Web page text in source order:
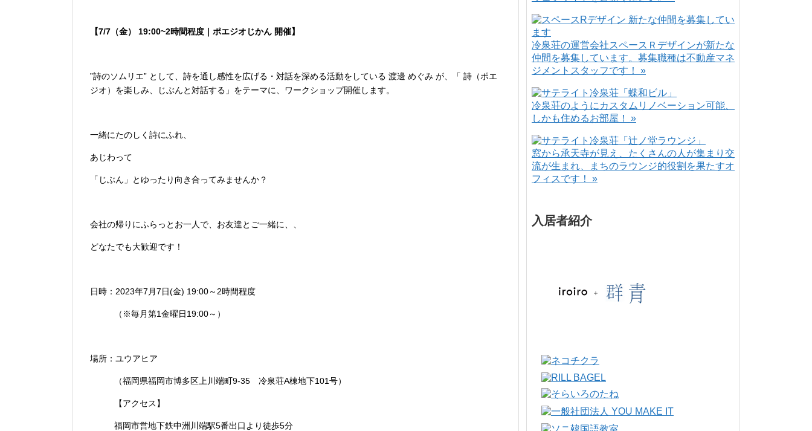
【7/7（金） 19:00~2時間程度｜ポエジオじかん 開催】
”詩のソムリエ” として、詩を通し感性を広げる・対話を深める活動をしている 渡邊 めぐみ が、「 詩（ポエ
ジオ）を楽しみ、じぶんと対話する」をテーマに、ワークショップ開催します。
一緒にたのしく詩にふれ、
あじわって
「じぶん」とゆったり向き合ってみませんか？
会社の帰りにふらっとお一人で、お友達とご一緒に、、
どなたでも大歓迎です！
日時：2023年7月7日(金) 19:00～2時間程度
（※毎月第1金曜日19:00～）
場所：ユウアヒア
（福岡県福岡市博多区上川端町9-35 冷泉荘A棟地下101号）
【アクセス】
福岡市営地下鉄中洲川端駅5番出口より徒歩5分
冷泉荘の運営会社スペースＲデザインが新たな
仲間を募集しています。募集職種は不動産マネ
ジメントスタッフです！ »
冷泉荘のようにカスタムリノベーション可能、
しかも住めるお部屋！ »
窓から承天寺が見え、たくさんの人が集まり交
流が生まれ、まちのラウンジ的役割を果たすオ
フィスです！ »
入居者紹介